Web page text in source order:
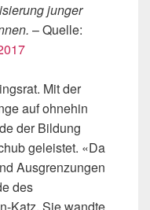
junger
– Quelle:
Mit der
auf ohnehin
der Bildung
geleistet. «Da
Ausgrenzungen
des